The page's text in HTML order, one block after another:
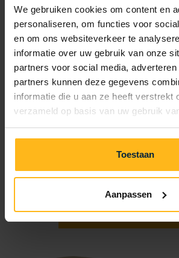
We gebruiken cookies om content en
personaliseren, om functies voor
en om ons websiteverkeer te
informatie over uw gebruik van onze
partners voor social media,
partners kunnen deze gegevens
informatie die u aan ze heeft verstrekt
verzameld op basis van uw gebruik
Toestaan
Aanpassen
mit der Rezeption
Wir helfen Ihnen gerne
Ist der Gastronomie geöffnet?
Kann ich einen Reservierung für das
Alle häufig gestellten